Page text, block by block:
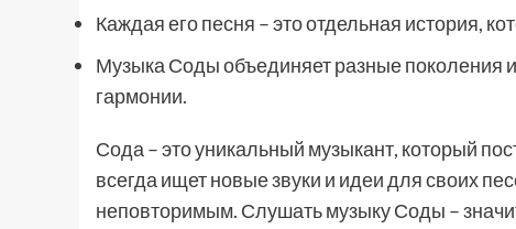
Каждая его песня – это отдельная история,
Музыка Соды объединяет разные поколения
гармонии.
Сода – это уникальный музыкант, который
всегда ищет новые звуки и идеи для своих
неповторимым. Слушать музыку Соды –